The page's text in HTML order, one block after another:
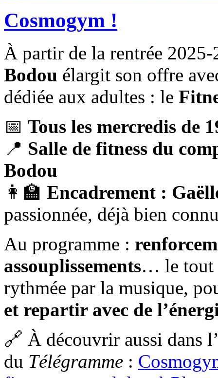
Cosmogym !
À partir de la rentrée
Bodou élargit son offre
dédiée aux adultes : le
📅 Tous les mercredis de
📍 Salle de fitness du
Bodou
👩‍🏫 Encadrement :
passionnée, déjà bien
Au programme :
assouplissements… le tout
rythmée par la musique,
et repartir avec de
🔗 À découvrir aussi dans
du Télégramme :